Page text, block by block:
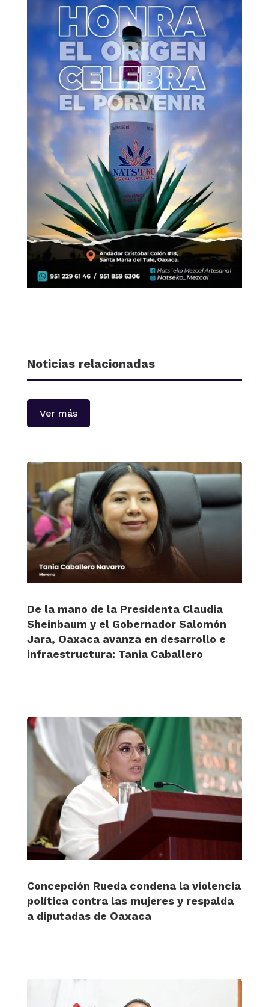
Noticias relacionadas
Ver más
De la mano de la Presidenta Claudia
Sheinbaum y el Gobernador Salomón
Jara, Oaxaca avanza en desarrollo e
infraestructura: Tania Caballero
Concepción Rueda condena la violencia
política contra las mujeres y respalda
a diputadas de Oaxaca